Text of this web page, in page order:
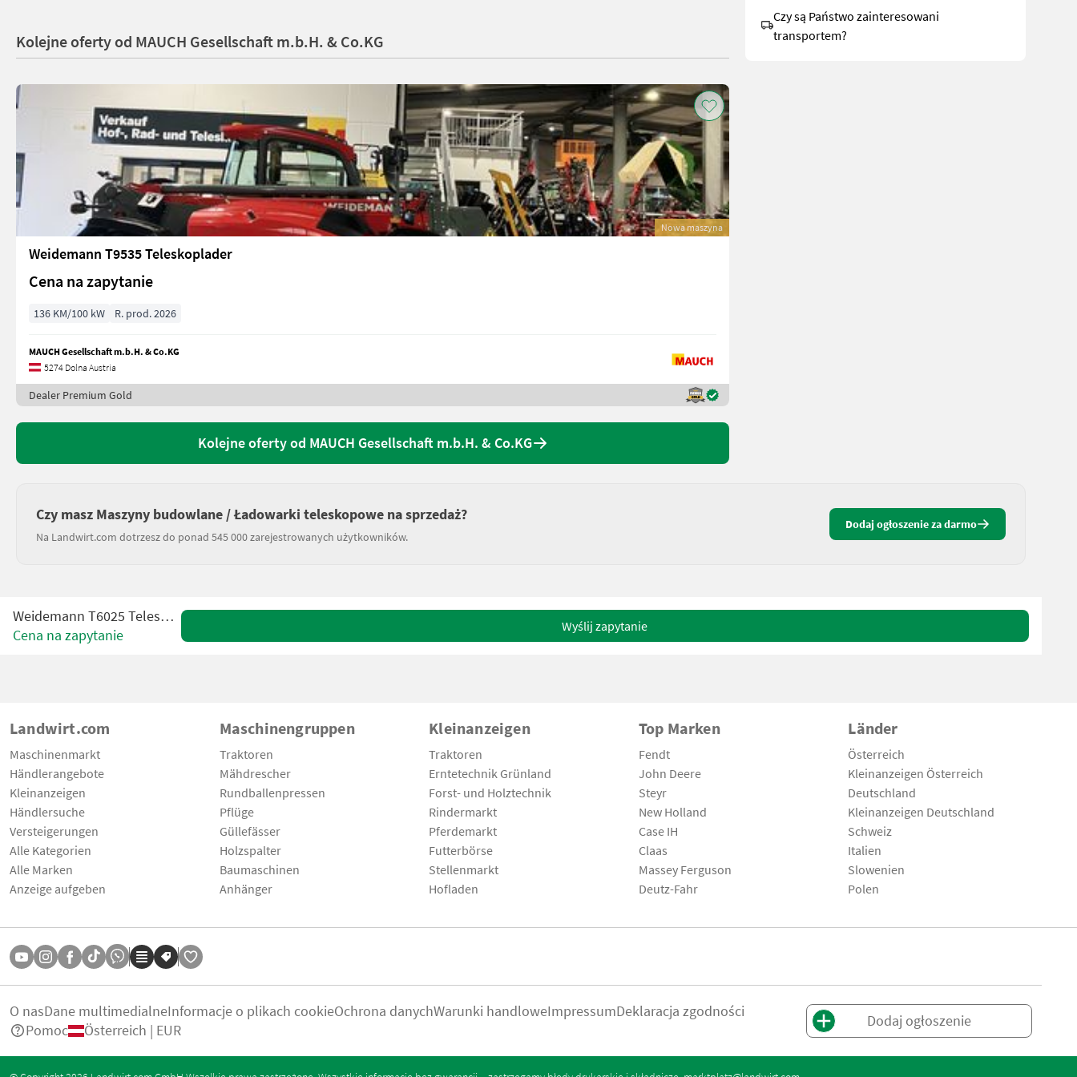
Czy są Państwo zainteresowani
transportem?
Kolejne oferty od MAUCH Gesellschaft m.b.H. & Co.KG
Nowa maszyna
Weidemann T9535 Teleskoplader
Cena na zapytanie
136 KM/100 kW R. prod. 2026
MAUCH Gesellschaft m.b.H. & Co.KG
5274 Dolna Austria
Dealer Premium Gold
Kolejne oferty od MAUCH Gesellschaft m.b.H. & Co.KG
Czy masz Maszyny budowlane / Ładowarki teleskopowe na sprzedaż?
Na Landwirt.com dotrzesz do ponad 545 000 zarejestrowanych użytkowników.
Dodaj ogłoszenie za darmo
Weidemann T6025 Teleskoplader
Cena na zapytanie
Wyślij zapytanie
Landwirt.com
Maschinenmarkt
Händlerangebote
Kleinanzeigen
Händlersuche
Versteigerungen
Alle Kategorien
Alle Marken
Anzeige aufgeben
Maschinengruppen
Traktoren
Mähdrescher
Rundballenpressen
Pflüge
Güllefässer
Holzspalter
Baumaschinen
Anhänger
Kleinanzeigen
Traktoren
Erntetechnik Grünland
Forst- und Holztechnik
Rindermarkt
Pferdemarkt
Futterbörse
Stellenmarkt
Hofladen
Top Marken
Fendt
John Deere
Steyr
New Holland
Case IH
Claas
Massey Ferguson
Deutz-Fahr
Länder
Österreich
Kleinanzeigen Österreich
Deutschland
Kleinanzeigen Deutschland
Schweiz
Italien
Slowenien
Polen
O nasDane multimedialneInformacje o plikach cookieOchrona danychWarunki handloweImpressumDeklaracja zgodności
Pomoc
Österreich | EUR
Dodaj ogłoszenie